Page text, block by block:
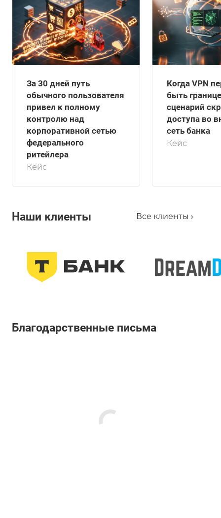
За 30 дней путь
обычного пользователя
привел к полному
контролю над
корпоративной сетью
федерального
ритейлера
Кейс
Когда VPN
быть
сценарий
доступа во
сеть банка
Кейс
Наши клиенты Все клиенты
Благодарственные письма